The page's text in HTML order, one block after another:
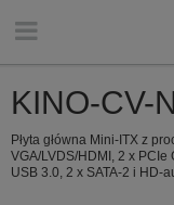
KINO-CV-
Płyta główna Mini-ITX z
VGA/LVDS/HDMI, 2 x
USB 3.0, 2 x SATA-2 i HD-